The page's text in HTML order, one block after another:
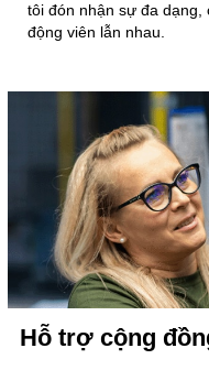
tôi đón nhận sự đa
động viên lẫn nhau.
Hỗ trợ cộng